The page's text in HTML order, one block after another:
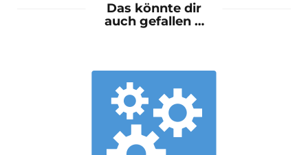
Das könnte dir
auch gefallen …